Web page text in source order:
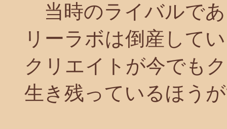
当時のライバルであ
リーラボは倒産して
クリエイトが今でも
生き残っているほう